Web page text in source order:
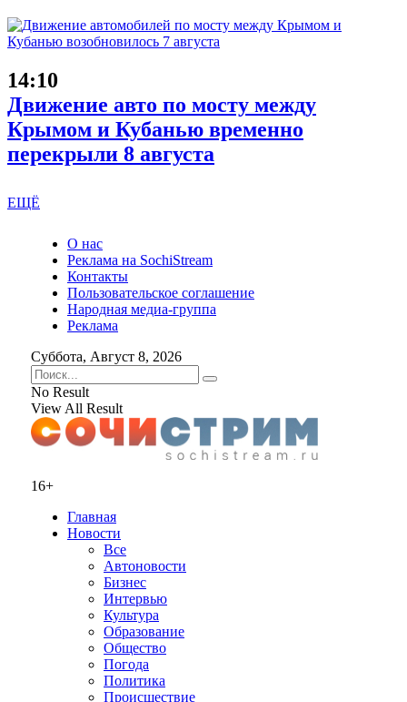
14:10
Движение авто по мосту между
Крымом и Кубанью временно
перекрыли 8 августа
ЕЩЁ
О нас
Реклама на SochiStream
Контакты
Пользовательское соглашение
Народная медиа-группа
Реклама
Суббота, Август 8, 2026
No Result
View All Result
16+
Главная
Новости
Все
Автоновости
Бизнес
Интервью
Культура
Образование
Общество
Погода
Политика
Происшествие